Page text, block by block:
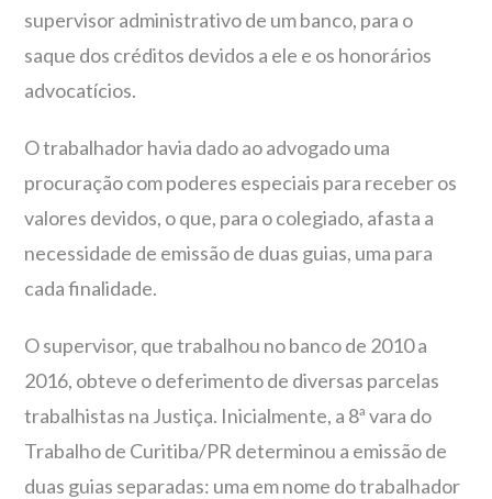
supervisor administrativo de um banco, para o
saque dos créditos devidos a ele e os honorários
advocatícios.
O trabalhador havia dado ao advogado uma
procuração com poderes especiais para receber os
valores devidos, o que, para o colegiado, afasta a
necessidade de emissão de duas guias, uma para
cada finalidade.
O supervisor, que trabalhou no banco de 2010 a
2016, obteve o deferimento de diversas parcelas
trabalhistas na Justiça. Inicialmente, a 8ª vara do
Trabalho de Curitiba/PR determinou a emissão de
duas guias separadas: uma em nome do trabalhador